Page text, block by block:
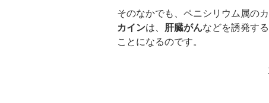
そのなかでも、ペニシリウム属の
カインは、 肝臓がんなどを誘発す
ことになるのです。